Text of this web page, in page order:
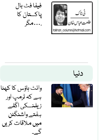
فیفا فٹ بال
پاکستان کا
مگر….
دنیا
وائٹ ہاؤس کا کہنا
ہے کہ ٹرمپ اور
زیلنسکی اگلے
ہفتے واشنگٹن
میں ملاقات کریں
گے۔